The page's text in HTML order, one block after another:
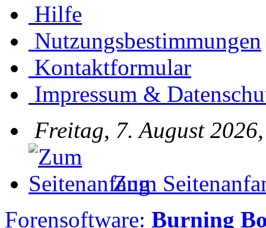
Hilfe
Nutzungsbestimmungen
Kontaktformular
Impressum &
Freitag, 7. August
Zum
Forensoftware: Burning